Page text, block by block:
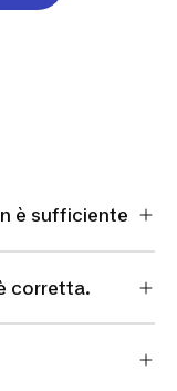
è sufficiente
corretta.